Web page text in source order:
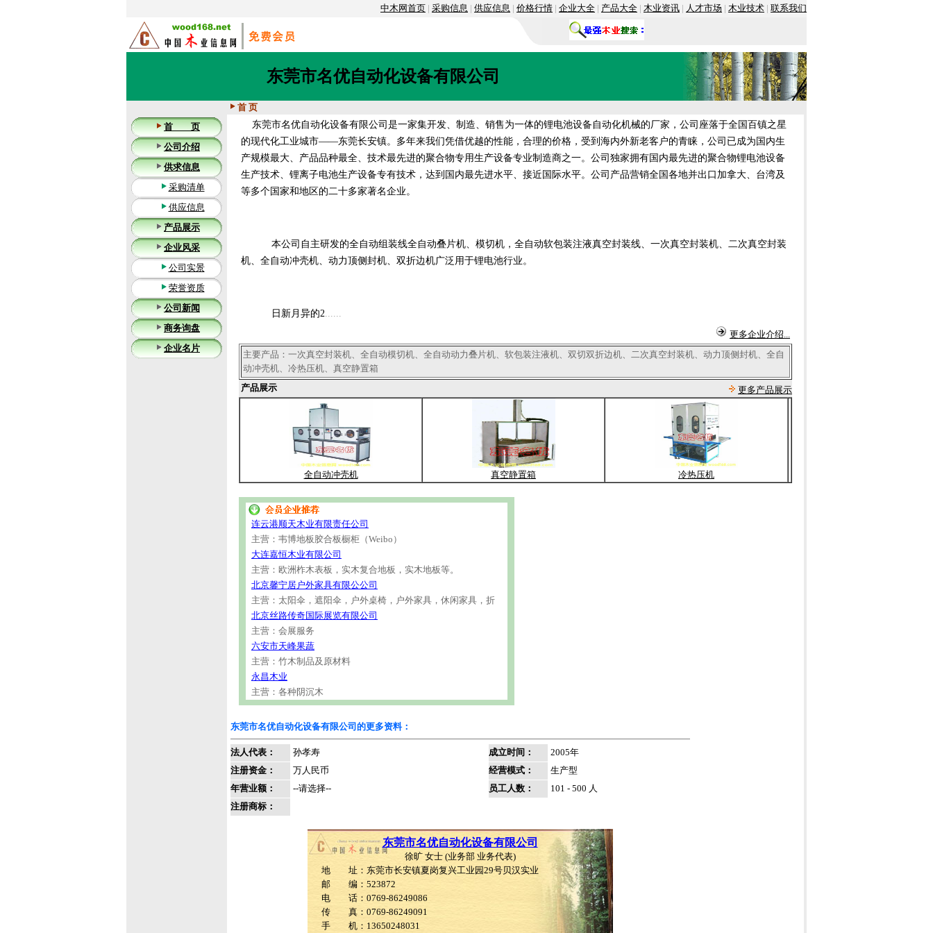
中木网首页 | 采购信息 | 供应信息 | 价格行情 | 企业大全 | 产品大全 | 木业资讯 | 人才市场 | 木业技术 | 联系我们
东莞市名优自动化设备有限公司
首 页
公司介绍
供求信息
采购清单
供应信息
产品展示
企业风采
公司实景
荣誉资质
公司新闻
商务询盘
企业名片
首 页
东莞市名优自动化设备有限公司是一家集开发、制造、销售为一体的锂电池设备自动化机械的厂家，公司座落于全国百镇之星
的现代化工业城市——东莞长安镇。多年来我们凭借优越的性能，合理的价格，受到海内外新老客户的青睐，公司已成为国内生
产规模最大、产品品种最全、技术最先进的聚合物专用生产设备专业制造商之一。公司独家拥有国内最先进的聚合物锂电池设备
生产技术、锂离子电池生产设备专有技术，达到国内最先进水平、接近国际水平。公司产品营销全国各地并出口加拿大、台湾及
等多个国家和地区的二十多家著名企业。
本公司自主研发的全自动组装线全自动叠片机、模切机，全自动软包装注液真空封装线、一次真空封装机、二次真空封装
机、全自动冲壳机、动力顶侧封机、双折边机广泛用于锂电池行业。
日新月异的2......
更多企业介绍...
主要产品：一次真空封装机、全自动模切机、全自动动力叠片机、软包装注液机、双切双折边机、二次真空封装机、动力顶侧封机、全自
动冲壳机、冷热压机、真空静置箱
产品展示
更多产品展示
全自动冲壳机 真空静置箱 冷热压机
连云港顺天木业有限责任公司
主营：韦博地板胶合板橱柜（Weibo）
大连嘉恒木业有限公司
主营：欧洲柞木表板，实木复合地板，实木地板等。
北京馨宁居户外家具有限公公司
主营：太阳伞，遮阳伞，户外桌椅，户外家具，休闲家具，折
北京丝路传奇国际展览有限公司
主营：会展服务
六安市天峰果蔬
主营：竹木制品及原材料
永昌木业
主营：各种阴沉木
东莞市名优自动化设备有限公司的更多资料：
法人代表： 孙孝寿 成立时间：
2005年
注册资金：
万人民币 经营模式：
生产型
年营业额：
--请选择-- 员工人数：
101 - 500 人
注册商标：
东莞市名优自动化设备有限公司
徐旷 女士 (业务部 业务代表)
地 址：东莞市长安镇夏岗复兴工业园29号贝汉实业
邮 编：523872
电 话：0769-86249086
传 真：0769-86249091
手 机：13650248031